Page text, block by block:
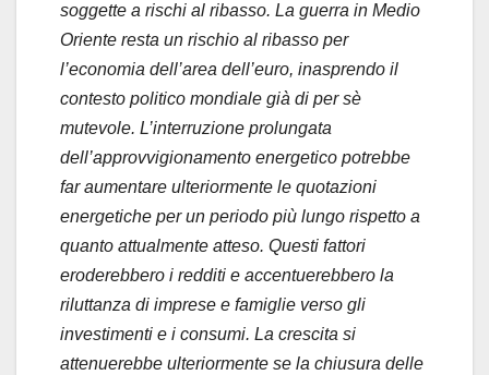
soggette a rischi al ribasso. La guerra in Medio
Oriente resta un rischio al ribasso per
l’economia dell’area dell’euro, inasprendo il
contesto politico mondiale già di per sè
mutevole. L’interruzione prolungata
dell’approvvigionamento energetico potrebbe
far aumentare ulteriormente le quotazioni
energetiche per un periodo più lungo rispetto a
quanto attualmente atteso. Questi fattori
eroderebbero i redditi e accentuerebbero la
riluttanza di imprese e famiglie verso gli
investimenti e i consumi. La crescita si
attenuerebbe ulteriormente se la chiusura delle